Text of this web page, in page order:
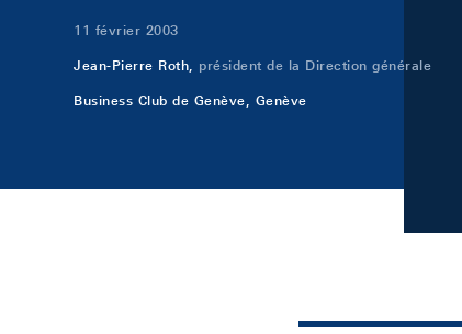
11 février 2003
Jean-Pierre Roth, président de la Direction générale
Business Club de Genève, Genève